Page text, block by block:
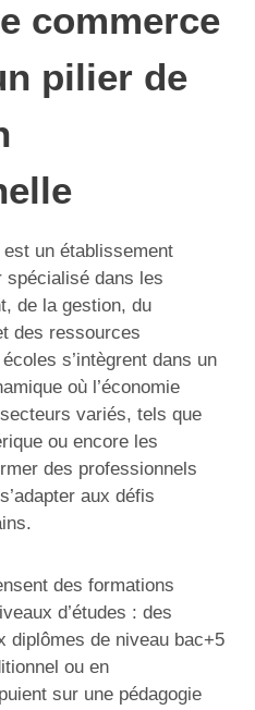
commerce
pilier de
est un établissement
spécialisé dans les
de la gestion, du
des ressources
s’intègrent dans un
où l’économie
variés, tels que
ou encore les
des professionnels
aux défis
des formations
d’études : des
diplômes de niveau bac+5
ou en
sur une pédagogie